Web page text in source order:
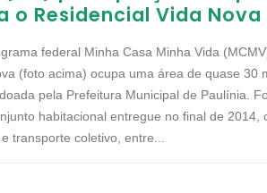
o Residencial Vida Nova
federal Minha Casa Minha Vida
(foto acima) ocupa uma área de quase 30
pela Prefeitura Municipal de Paulínia.
habitacional entregue no final de 2014,
transporte coletivo, entre...